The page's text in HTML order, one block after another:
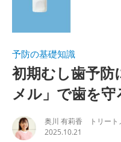
予防の基礎知識
初期むし歯予防
メル」で歯を守
奥川 有莉香 トリート
2025.10.21